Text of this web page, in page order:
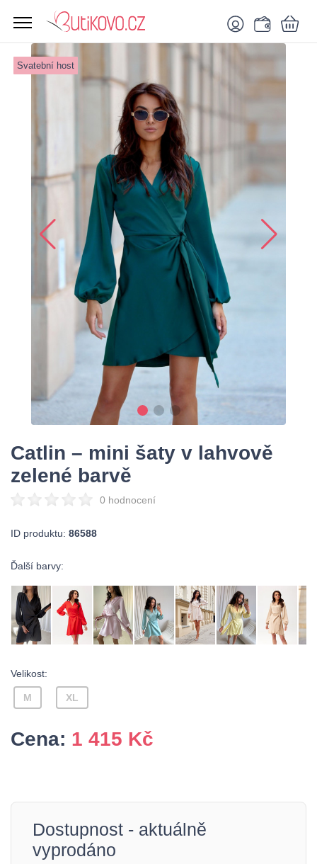
Svatební host
Catlin – mini šaty v lahvově
zelené barvě
0 hodnocení
ID produktu: 86588
Ďalší barvy:
Velikost:
M XL
Cena: 1 415 Kč
Dostupnost - aktuálně
vyprodáno